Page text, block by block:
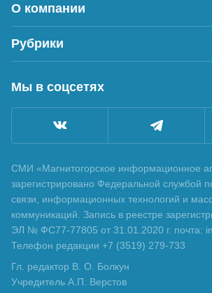
О компании
Рубрики
Мы в соцсетях
СМИ «Магнитогорское информационное
зарегистрировано Федеральной службой
связи, информационных технологий и
коммуникаций. Запись в реестре
ЭЛ № ФС77-77805 от 31.01.2020 г. почта:
Телефон редакции +7 (3519) 279-733
Гл. редактор В. О. Болкун
Учредитель А.П. Верстов